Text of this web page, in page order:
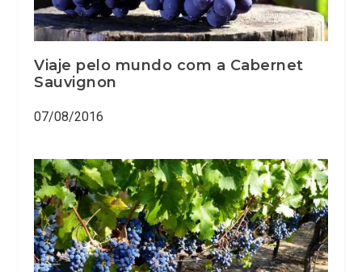
Viaje pelo mundo com a Cabernet
Sauvignon
07/08/2016